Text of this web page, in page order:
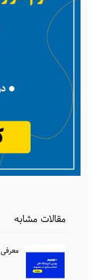
مقالات مشابه
معرفی 5 مورد از بهترین آموزشگاه های حسابداری در مشهد